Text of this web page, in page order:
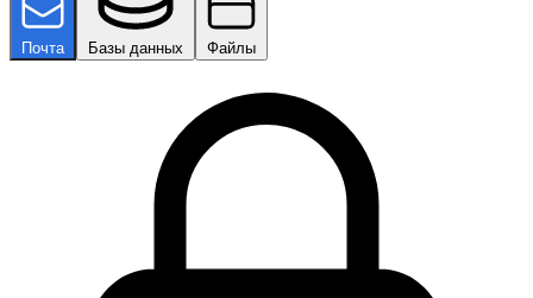
Почта Базы данных Файлы